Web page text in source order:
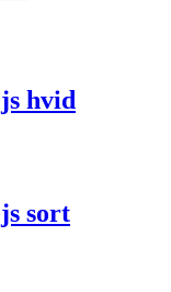
hvid
sort